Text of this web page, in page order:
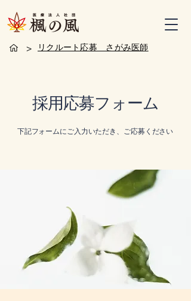
> リクルート応募 さがみ医師
採用応募フォーム
下記フォームにご入力いただき、ご応募ください